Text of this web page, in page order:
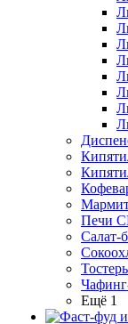
Печи
Салат-
Ещё 1